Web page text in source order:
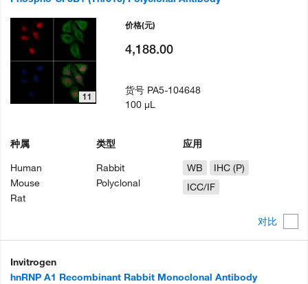
对比
11
种属
Human
Mouse
Rat
类型
Rabbit
Polyclonal
应用
WB
IHC (P)
ICC/IF
价格(元)
4,188.00
货号 PA5-104648
100 µL
Invitrogen
hnRNP A1 Recombinant Rabbit Monoclonal Antibody